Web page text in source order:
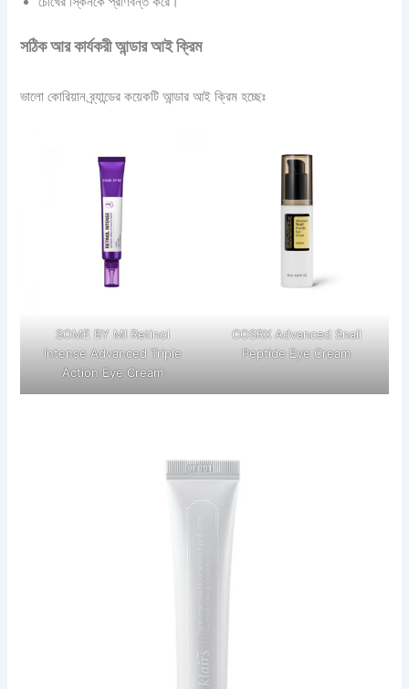
সঠিক আর কার্যকরী আন্ডার আই ক্রিম
ভালো কোরিয়ান ব্র্যান্ডের কয়েকটি আন্ডার আই ক্রিম হচ্ছেঃ
SOME BY MI Retinol
Intense Advanced Triple
Action Eye Cream
COSRX Advanced Snail
Peptide Eye Cream